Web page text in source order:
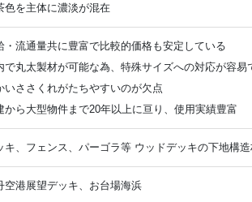
色を主体に濃淡が混在
・流通量共に豊富で比較的価格も安定している
で丸太製材が可能な為、特殊サイズへの対応が容易
いささくれがたちやすいのが欠点
から大型物件まで20年以上に亘り、使用実績豊富
キ、フェンス、パーゴラ等 ウッドデッキの下地構
空港展望デッキ、お台場海浜